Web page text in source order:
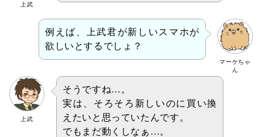
上武
マーケちゃ
ん
例えば、上武君が新しいスマホが
欲しいとするでしょ？
上武
そうですね…。
実は、そろそろ新しいのに買い換
えたいと思っていたんです。
でもまだ動くしなぁ…。